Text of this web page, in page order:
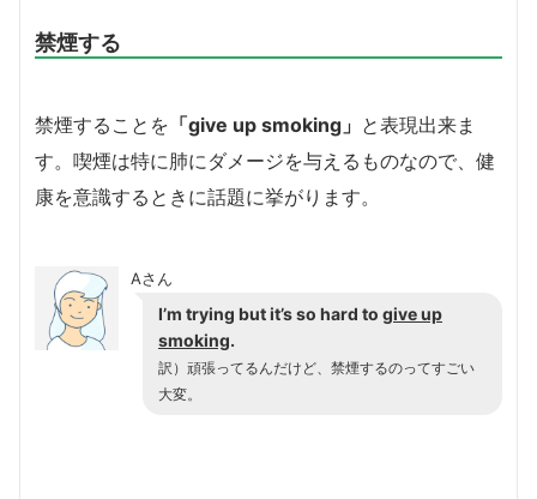
禁煙する
禁煙することを 「give up smoking」 と表現出来ま
す。喫煙は特に肺にダメージを与えるものなので、健
康を意識するときに話題に挙がります。
Aさん
I’m trying but it’s so hard to give up
smoking.
訳）頑張ってるんだけど、禁煙するのってすごい
大変。